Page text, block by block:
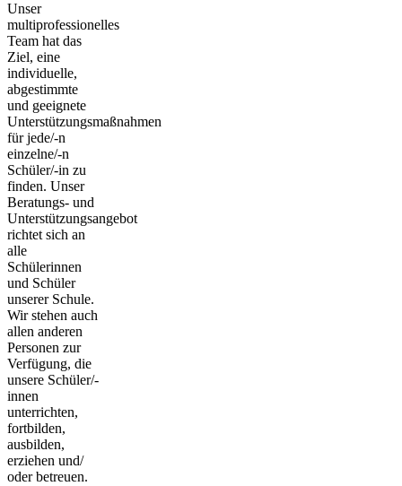
Unser
multiprofessionelles
Team hat das
Ziel, eine
individuelle,
abgestimmte
und geeignete
Unterstützungsmaßnahmen
für jede/-n
einzelne/-n
Schüler/-in zu
finden. Unser
Beratungs- und
Unterstützungsangebot
richtet sich an
alle
Schülerinnen
und Schüler
unserer Schule.
Wir stehen auch
allen anderen
Personen zur
Verfügung, die
unsere Schüler/-
innen
unterrichten,
fortbilden,
ausbilden,
erziehen und/
oder betreuen.